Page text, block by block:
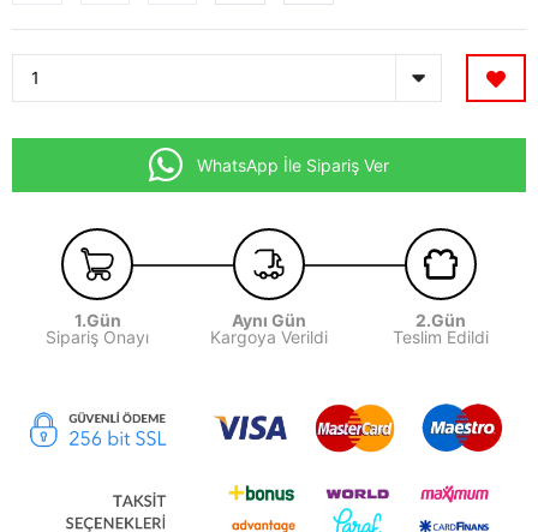
WhatsApp İle Sipariş Ver
1.Gün
Sipariş Onayı
Aynı Gün
Kargoya Verildi
2.Gün
Teslim Edildi